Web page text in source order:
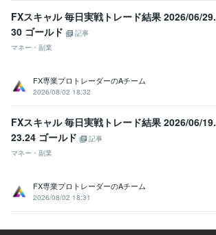
FXスキャル 毎日実戦トレード結果 2026/06/29.
30 ゴールド
記事
マネー・副業
FX専業プロトレーダーのAチーム
2026/08/02 18:32
FXスキャル 毎日実戦トレード結果 2026/06/19.
23.24 ゴールド
記事
マネー・副業
FX専業プロトレーダーのAチーム
2026/08/02 18:31